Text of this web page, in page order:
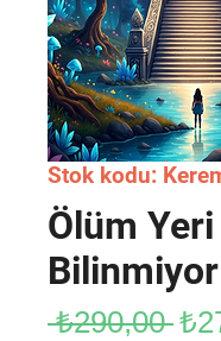
Stok kodu:
Ölüm Yeri
Bilinmiyor
₺290,00